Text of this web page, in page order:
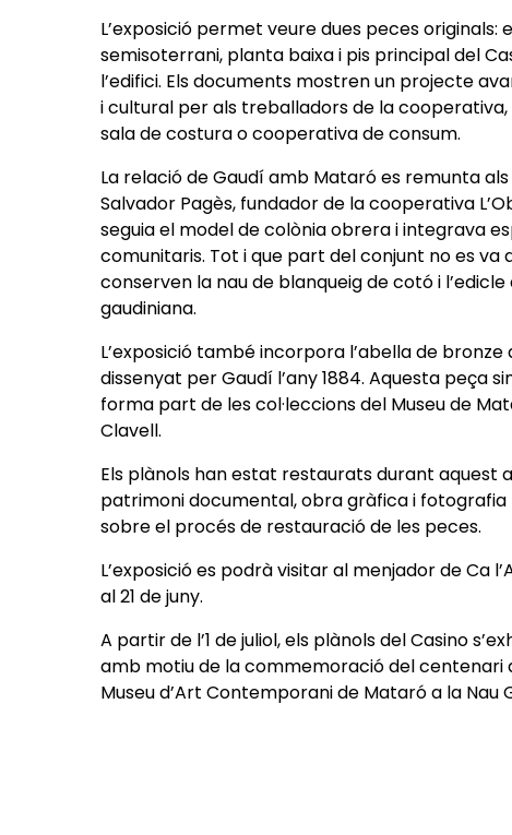
L’exposició permet veure dues peces
semisoterrani, planta baixa i pis principal del
l’edifici. Els documents mostren un projecte
i cultural per als treballadors de la
sala de costura o cooperativa de consum.
La relació de Gaudí amb Mataró es remunta
Salvador Pagès, fundador de la cooperativa
seguia el model de colònia obrera i integrava
comunitaris. Tot i que part del conjunt no es
conserven la nau de blanqueig de cotó i
gaudiniana.
L’exposició també incorpora l’abella de
dissenyat per Gaudí l’any 1884. Aquesta peça
forma part de les col·leccions del Museu de
Clavell.
Els plànols han estat restaurats durant aquest
patrimoni documental, obra gràfica i fotografia
sobre el procés de restauració de les peces.
L’exposició es podrà visitar al menjador de Ca
al 21 de juny.
A partir de l’1 de juliol, els plànols del Casino
amb motiu de la commemoració del centenari
Museu d’Art Contemporani de Mataró a la Nau